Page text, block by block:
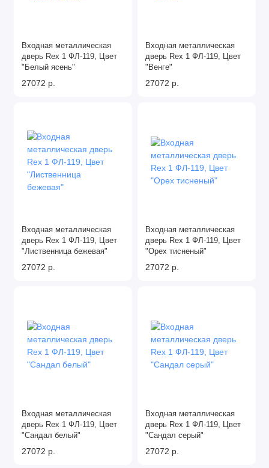
Входная металлическая
дверь Rex 1 ФЛ-119, Цвет
"Белый ясень"
27072 р.
Входная металлическая
дверь Rex 1 ФЛ-119, Цвет
"Венге"
27072 р.
Входная металлическая
дверь Rex 1 ФЛ-119, Цвет
"Лиственница бежевая"
27072 р.
Входная металлическая
дверь Rex 1 ФЛ-119, Цвет
"Орех тисненый"
27072 р.
Входная металлическая
дверь Rex 1 ФЛ-119, Цвет
"Сандал белый"
27072 р.
Входная металлическая
дверь Rex 1 ФЛ-119, Цвет
"Сандал серый"
27072 р.